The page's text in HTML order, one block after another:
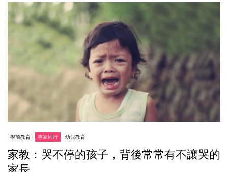
學前教育 專家同行 幼兒教育
家教：哭不停的孩子，背後常常有不讓哭的
家長